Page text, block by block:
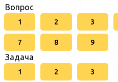
Вопрос
1 2 3
7 8 9
Задача
1 2 3